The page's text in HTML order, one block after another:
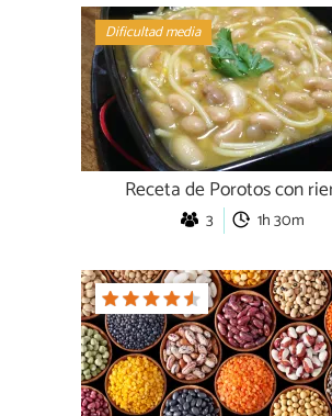
Dificultad media
Receta de Porotos con
3 1h 30m